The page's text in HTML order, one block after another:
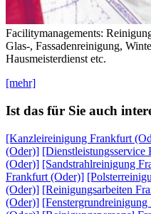
Facilitymanagements:
Glas-, Fassadenreinigung,
Hausmeisterdienst etc.
[mehr]
Ist das für Sie auch
[Kanzleireinigung Frankfurt
(Oder)] [Dienstleistungsservice
(Oder)] [Sandstrahlreinigung
Frankfurt (Oder)]
(Oder)] [Reinigungsarbeiten
(Oder)]